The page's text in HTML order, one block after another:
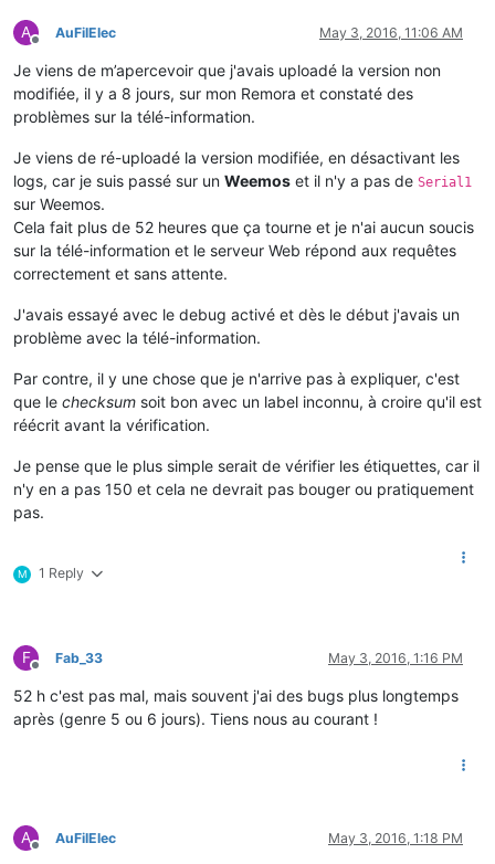
A
Offline
AuFilElec May 3, 2016, 11:06 AM
Je viens de m’apercevoir que j'avais uploadé la version non
modifiée, il y a 8 jours, sur mon Remora et constaté des
problèmes sur la télé-information.
Je viens de ré-uploadé la version modifiée, en désactivant les
logs, car je suis passé sur un Weemos et il n'y a pas de Serial1
sur Weemos.
Cela fait plus de 52 heures que ça tourne et je n'ai aucun soucis
sur la télé-information et le serveur Web répond aux requêtes
correctement et sans attente.
J'avais essayé avec le debug activé et dès le début j'avais un
problème avec la télé-information.
Par contre, il y une chose que je n'arrive pas à expliquer, c'est
que le checksum soit bon avec un label inconnu, à croire qu'il est
réécrit avant la vérification.
Je pense que le plus simple serait de vérifier les étiquettes, car il
n'y en a pas 150 et cela ne devrait pas bouger ou pratiquement
pas.
M 1 Reply
F
Offline
Fab_33 May 3, 2016, 1:16 PM
52 h c'est pas mal, mais souvent j'ai des bugs plus longtemps
après (genre 5 ou 6 jours). Tiens nous au courant !
A
Offline
AuFilElec May 3, 2016, 1:18 PM